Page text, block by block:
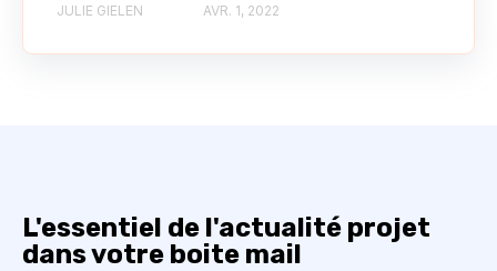
JULIE GIELEN AVR. 1, 2022
L'essentiel de l'actualité projet
dans votre boite mail